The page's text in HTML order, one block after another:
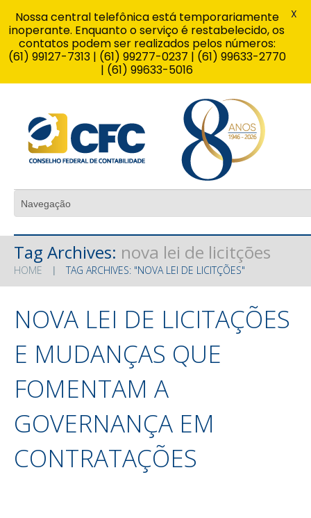
Tag Archives: nova lei de licitções
HOME TAG ARCHIVES: "NOVA LEI DE LICITÇÕES"
NOVA LEI DE LICITAÇÕES
E MUDANÇAS QUE
FOMENTAM A
GOVERNANÇA EM
CONTRATAÇÕES
Nossa central telefônica está temporariamente
inoperante. Enquanto o serviço é restabelecido, os
contatos podem ser realizados pelos números:
(61) 99127-7313 | (61) 99277-0237 | (61) 99633-2770
| (61) 99633-5016
X